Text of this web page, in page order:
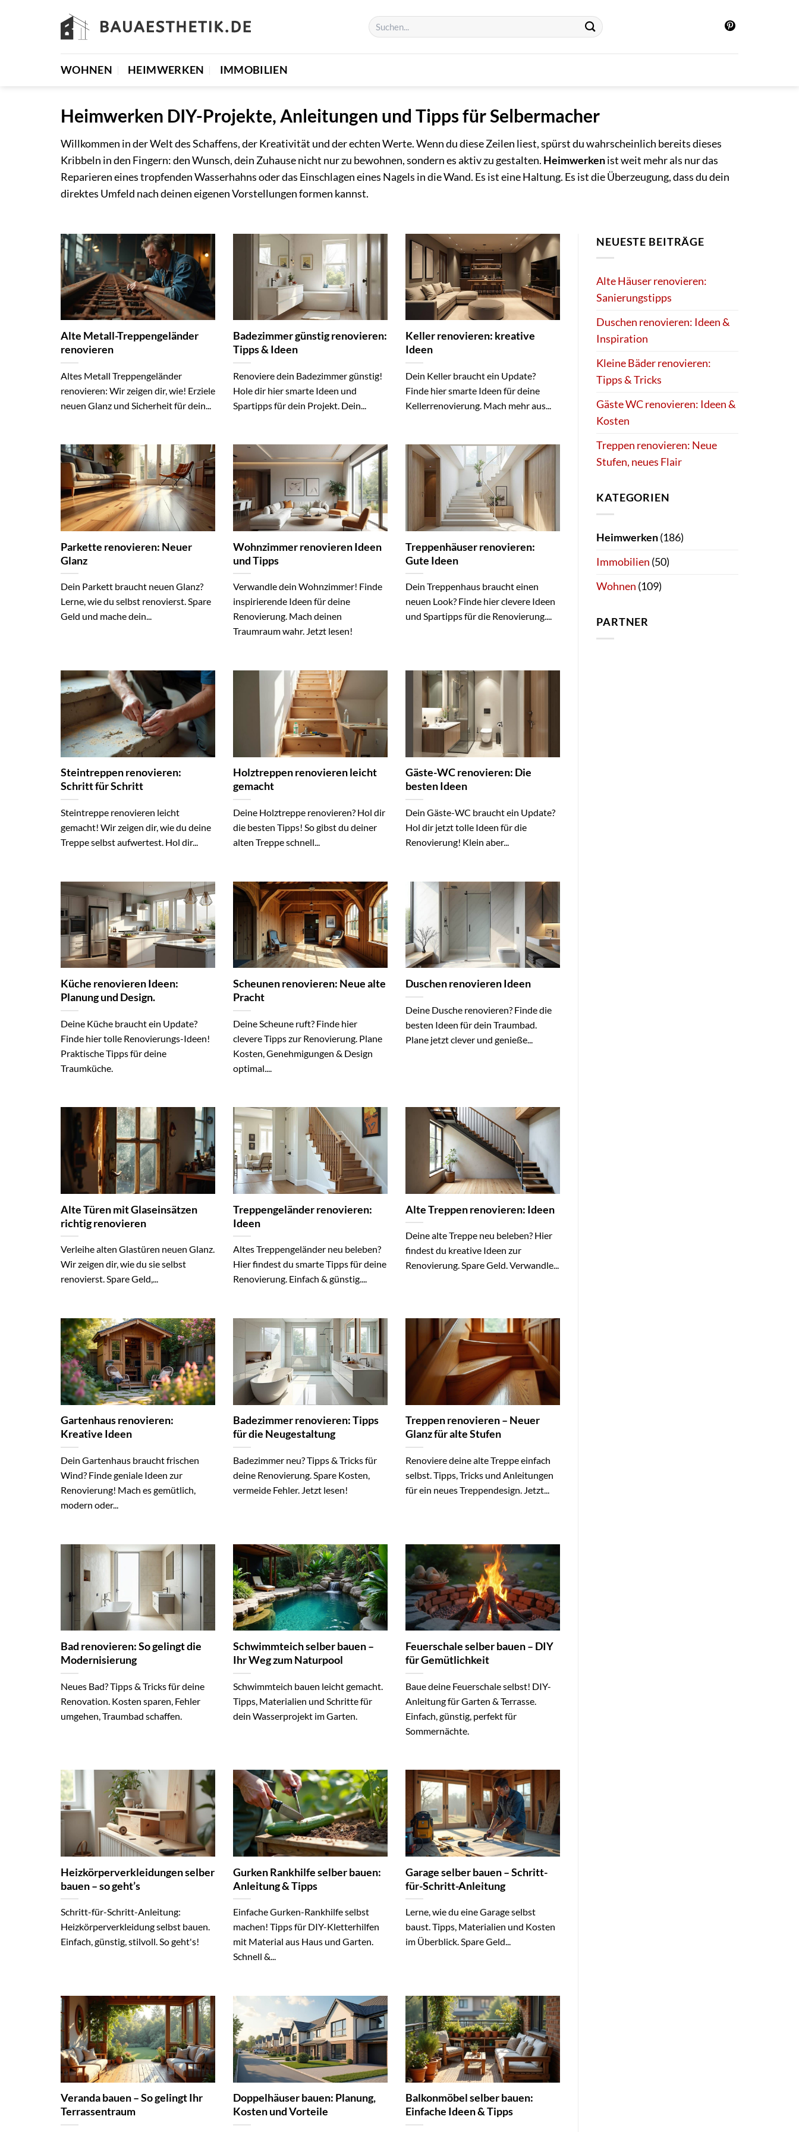
WOHNEN HEIMWERKEN IMMOBILIEN
Heimwerken DIY-Projekte, Anleitungen und Tipps für Selbermacher
Willkommen in der Welt des Schaffens, der Kreativität und der echten Werte. Wenn du diese Zeilen liest, spürst du wahrscheinlich bereits dieses
Kribbeln in den Fingern: den Wunsch, dein Zuhause nicht nur zu bewohnen, sondern es aktiv zu gestalten. Heimwerkenist weit mehr als nur das
Reparieren eines tropfenden Wasserhahns oder das Einschlagen eines Nagels in die Wand. Es ist eine Haltung. Es ist die Überzeugung, dass du dein
direktes Umfeld nach deinen eigenen Vorstellungen formen kannst.
Alte Metall-Treppengeländer
renovieren
Altes Metall Treppengeländer
renovieren: Wir zeigen dir, wie! Erziele
neuen Glanz und Sicherheit für dein...
Badezimmer günstig renovieren:
Tipps & Ideen
Renoviere dein Badezimmer günstig!
Hole dir hier smarte Ideen und
Spartipps für dein Projekt. Dein...
Keller renovieren: kreative
Ideen
Dein Keller braucht ein Update?
Finde hier smarte Ideen für deine
Kellerrenovierung. Mach mehr aus...
Parkette renovieren: Neuer
Glanz
Dein Parkett braucht neuen Glanz?
Lerne, wie du selbst renovierst. Spare
Geld und mache dein...
Wohnzimmer renovieren Ideen
und Tipps
Verwandle dein Wohnzimmer! Finde
inspirierende Ideen für deine
Renovierung. Mach deinen
Traumraum wahr. Jetzt lesen!
Treppenhäuser renovieren:
Gute Ideen
Dein Treppenhaus braucht einen
neuen Look? Finde hier clevere Ideen
und Spartipps für die Renovierung....
Steintreppen renovieren:
Schritt für Schritt
Steintreppe renovieren leicht
gemacht! Wir zeigen dir, wie du deine
Treppe selbst aufwertest. Hol dir...
Holztreppen renovieren leicht
gemacht
Deine Holztreppe renovieren? Hol dir
die besten Tipps! So gibst du deiner
alten Treppe schnell...
Gäste-WC renovieren: Die
besten Ideen
Dein Gäste-WC braucht ein Update?
Hol dir jetzt tolle Ideen für die
Renovierung! Klein aber...
Küche renovieren Ideen:
Planung und Design.
Deine Küche braucht ein Update?
Finde hier tolle Renovierungs-Ideen!
Praktische Tipps für deine
Traumküche.
Scheunen renovieren: Neue alte
Pracht
Deine Scheune ruft? Finde hier
clevere Tipps zur Renovierung. Plane
Kosten, Genehmigungen & Design
optimal....
Duschen renovieren Ideen
Deine Dusche renovieren? Finde die
besten Ideen für dein Traumbad.
Plane jetzt clever und genieße...
Alte Türen mit Glaseinsätzen
richtig renovieren
Verleihe alten Glastüren neuen Glanz.
Wir zeigen dir, wie du sie selbst
renovierst. Spare Geld,...
Treppengeländer renovieren:
Ideen
Altes Treppengeländer neu beleben?
Hier findest du smarte Tipps für deine
Renovierung. Einfach & günstig....
Alte Treppen renovieren: Ideen
Deine alte Treppe neu beleben? Hier
findest du kreative Ideen zur
Renovierung. Spare Geld. Verwandle...
Gartenhaus renovieren:
Kreative Ideen
Dein Gartenhaus braucht frischen
Wind? Finde geniale Ideen zur
Renovierung! Mach es gemütlich,
modern oder...
Badezimmer renovieren: Tipps
für die Neugestaltung
Badezimmer neu? Tipps & Tricks für
deine Renovierung. Spare Kosten,
vermeide Fehler. Jetzt lesen!
Treppen renovieren – Neuer
Glanz für alte Stufen
Renoviere deine alte Treppe einfach
selbst. Tipps, Tricks und Anleitungen
für ein neues Treppendesign. Jetzt...
Bad renovieren: So gelingt die
Modernisierung
Neues Bad? Tipps & Tricks für deine
Renovation. Kosten sparen, Fehler
umgehen, Traumbad schaffen.
Schwimmteich selber bauen –
Ihr Weg zum Naturpool
Schwimmteich bauen leicht gemacht.
Tipps, Materialien und Schritte für
dein Wasserprojekt im Garten.
Feuerschale selber bauen – DIY
für Gemütlichkeit
Baue deine Feuerschale selbst! DIY-
Anleitung für Garten & Terrasse.
Einfach, günstig, perfekt für
Sommernächte.
Heizkörperverkleidungen selber
bauen – so geht’s
Schritt-für-Schritt-Anleitung:
Heizkörperverkleidung selbst bauen.
Einfach, günstig, stilvoll. So geht's!
Gurken Rankhilfe selber bauen:
Anleitung & Tipps
Einfache Gurken-Rankhilfe selbst
machen! Tipps für DIY-Kletterhilfen
mit Material aus Haus und Garten.
Schnell &...
Garage selber bauen – Schritt-
für-Schritt-Anleitung
Lerne, wie du eine Garage selbst
baust. Tipps, Materialien und Kosten
im Überblick. Spare Geld...
Veranda bauen – So gelingt Ihr
Terrassentraum
Doppelhäuser bauen: Planung,
Kosten und Vorteile
Balkonmöbel selber bauen:
Einfache Ideen & Tipps
NEUESTE BEITRÄGE
Alte Häuser renovieren:
Sanierungstipps
Duschen renovieren: Ideen &
Inspiration
Kleine Bäder renovieren:
Tipps & Tricks
Gäste WC renovieren: Ideen &
Kosten
Treppen renovieren: Neue
Stufen, neues Flair
KATEGORIEN
Heimwerken(186)
Immobilien (50)
Wohnen (109)
PARTNER